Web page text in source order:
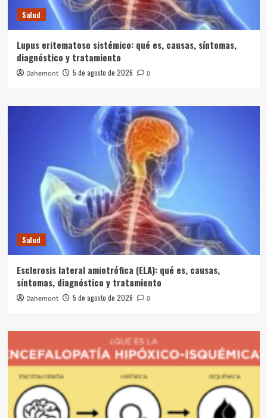
Salud
Lupus eritematoso sistémico: qué es, causas, síntomas,
diagnóstico y tratamiento
Dahemont 5 de agosto de 2026 0
Salud
Esclerosis lateral amiotrófica (ELA): qué es, causas,
síntomas, diagnóstico y tratamiento
Dahemont 5 de agosto de 2026 0